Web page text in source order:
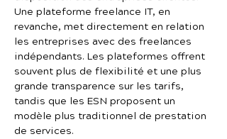
Une plateforme freelance IT, en
revanche, met directement en relation
les entreprises avec des freelances
indépendants. Les plateformes offrent
souvent plus de flexibilité et une plus
grande transparence sur les tarifs,
tandis que les ESN proposent un
modèle plus traditionnel de prestation
de services.